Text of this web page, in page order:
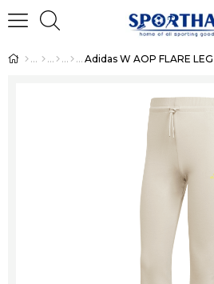
Adidas W AOP FLARE